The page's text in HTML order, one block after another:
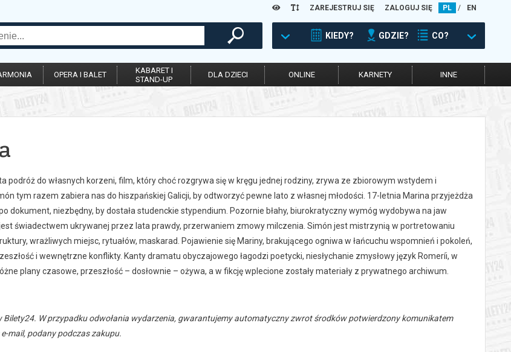
ZAREJESTRUJ SIĘ ZALOGUJ SIĘ PL / EN
KIEDY? GDZIE? CO?
OPERA I BALET
KABARET I
STAND-UP
DLA DZIECI ONLINE KARNETY INNE
podróż do własnych korzeni, film, który choć rozgrywa się w kręgu jednej rodziny, zrywa ze zbiorowym wstydem i
tym razem zabiera nas do hiszpańskiej Galicji, by odtworzyć pewne lato z własnej młodości. 17-letnia Marina przyjeżdża
dokument, niezbędny, by dostała studenckie stypendium. Pozornie błahy, biurokratyczny wymóg wydobywa na jaw
świadectwem ukrywanej przez lata prawdy, przerwaniem zmowy milczenia. Simón jest mistrzynią w portretowaniu
wrażliwych miejsc, rytuałów, maskarad. Pojawienie się Mariny, brakującego ogniwa w łańcuchu wspomnień i pokoleń,
i wewnętrzne konflikty. Kanty dramatu obyczajowego łagodzi poetycki, niesłychanie zmysłowy język Romeríi, w
plany czasowe, przeszłość – dosłownie – ożywa, a w fikcję wplecione zostały materiały z prywatnego archiwum.
Bilety24. W przypadku odwołania wydarzenia, gwarantujemy automatyczny zwrot środków potwierdzony komunikatem
mail, podany podczas zakupu.